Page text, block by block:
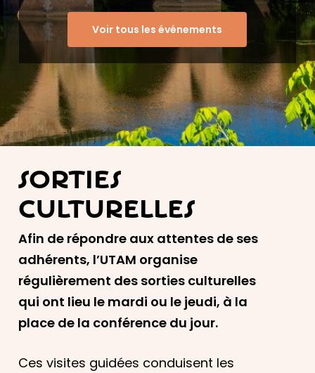
Voir tous les événements
Sorties
culturelles
Afin de répondre aux attentes de ses
adhérents, l’UTAM organise
régulièrement des sorties culturelles
qui ont lieu le mardi ou le jeudi, à la
place de la conférence du jour.
Ces visites guidées conduisent les